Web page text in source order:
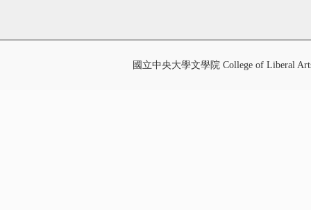
國立中央大學文學院 College of Liberal